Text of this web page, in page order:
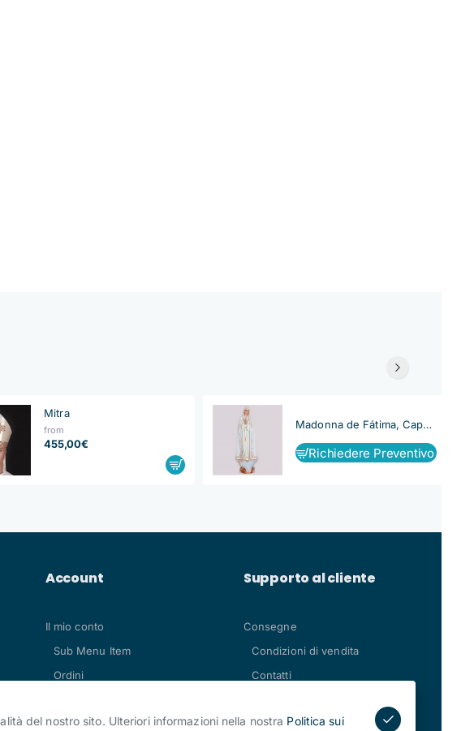
del nostro sito. Ulteriori informazioni nella nostra Politica sui
Mitra
from
455,00€
Madonna de Fátima, Capelinha
Richiedere Preventivo
Account
Il mio conto
Sub Menu Item
Ordini
Supporto al cliente
Consegne
Condizioni di vendita
Contatti